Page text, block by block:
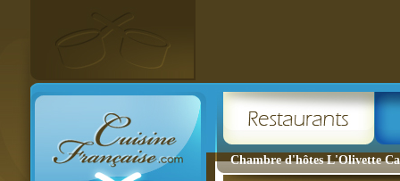
Chambre d'hôtes L'Olivette